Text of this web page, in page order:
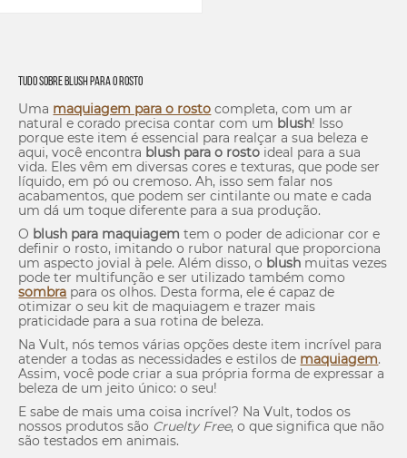
Tudo sobreBlushpara o Rosto
Uma maquiagem para o rosto completa, com um ar
natural e corado precisa contar com um blush! Isso
porque este item é essencial para realçar a sua beleza e
aqui, você encontra blush para o rosto ideal para a sua
vida. Eles vêm em diversas cores e texturas, que pode ser
líquido, em pó ou cremoso. Ah, isso sem falar nos
acabamentos, que podem ser cintilante ou mate e cada
um dá um toque diferente para a sua produção.
O blush para maquiagem tem o poder de adicionar cor e
definir o rosto, imitando o rubor natural que proporciona
um aspecto jovial à pele. Além disso, o blush muitas vezes
pode ter multifunção e ser utilizado também como
sombra para os olhos. Desta forma, ele é capaz de
otimizar o seu kit de maquiagem e trazer mais
praticidade para a sua rotina de beleza.
Na Vult, nós temos várias opções deste item incrível para
atender a todas as necessidades e estilos de maquiagem.
Assim, você pode criar a sua própria forma de expressar a
beleza de um jeito único: o seu!
E sabe de mais uma coisa incrível? Na Vult, todos os
nossos produtos são Cruelty Free, o que significa que não
são testados em animais.